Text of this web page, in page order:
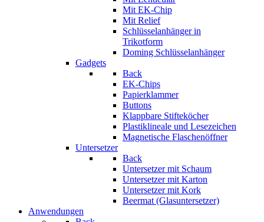
Mit EK-Chip
Mit Relief
Schlüsselanhänger in
Trikotform
Doming Schlüsselanhänger
Gadgets
Back
EK-Chips
Papierklammer
Buttons
Klappbare Stifteköcher
Plastiklineale und Lesezeichen
Magnetische Flaschenöffner
Untersetzer
Back
Untersetzer mit Schaum
Untersetzer mit Karton
Untersetzer mit Kork
Beermat (Glasuntersetzer)
Anwendungen